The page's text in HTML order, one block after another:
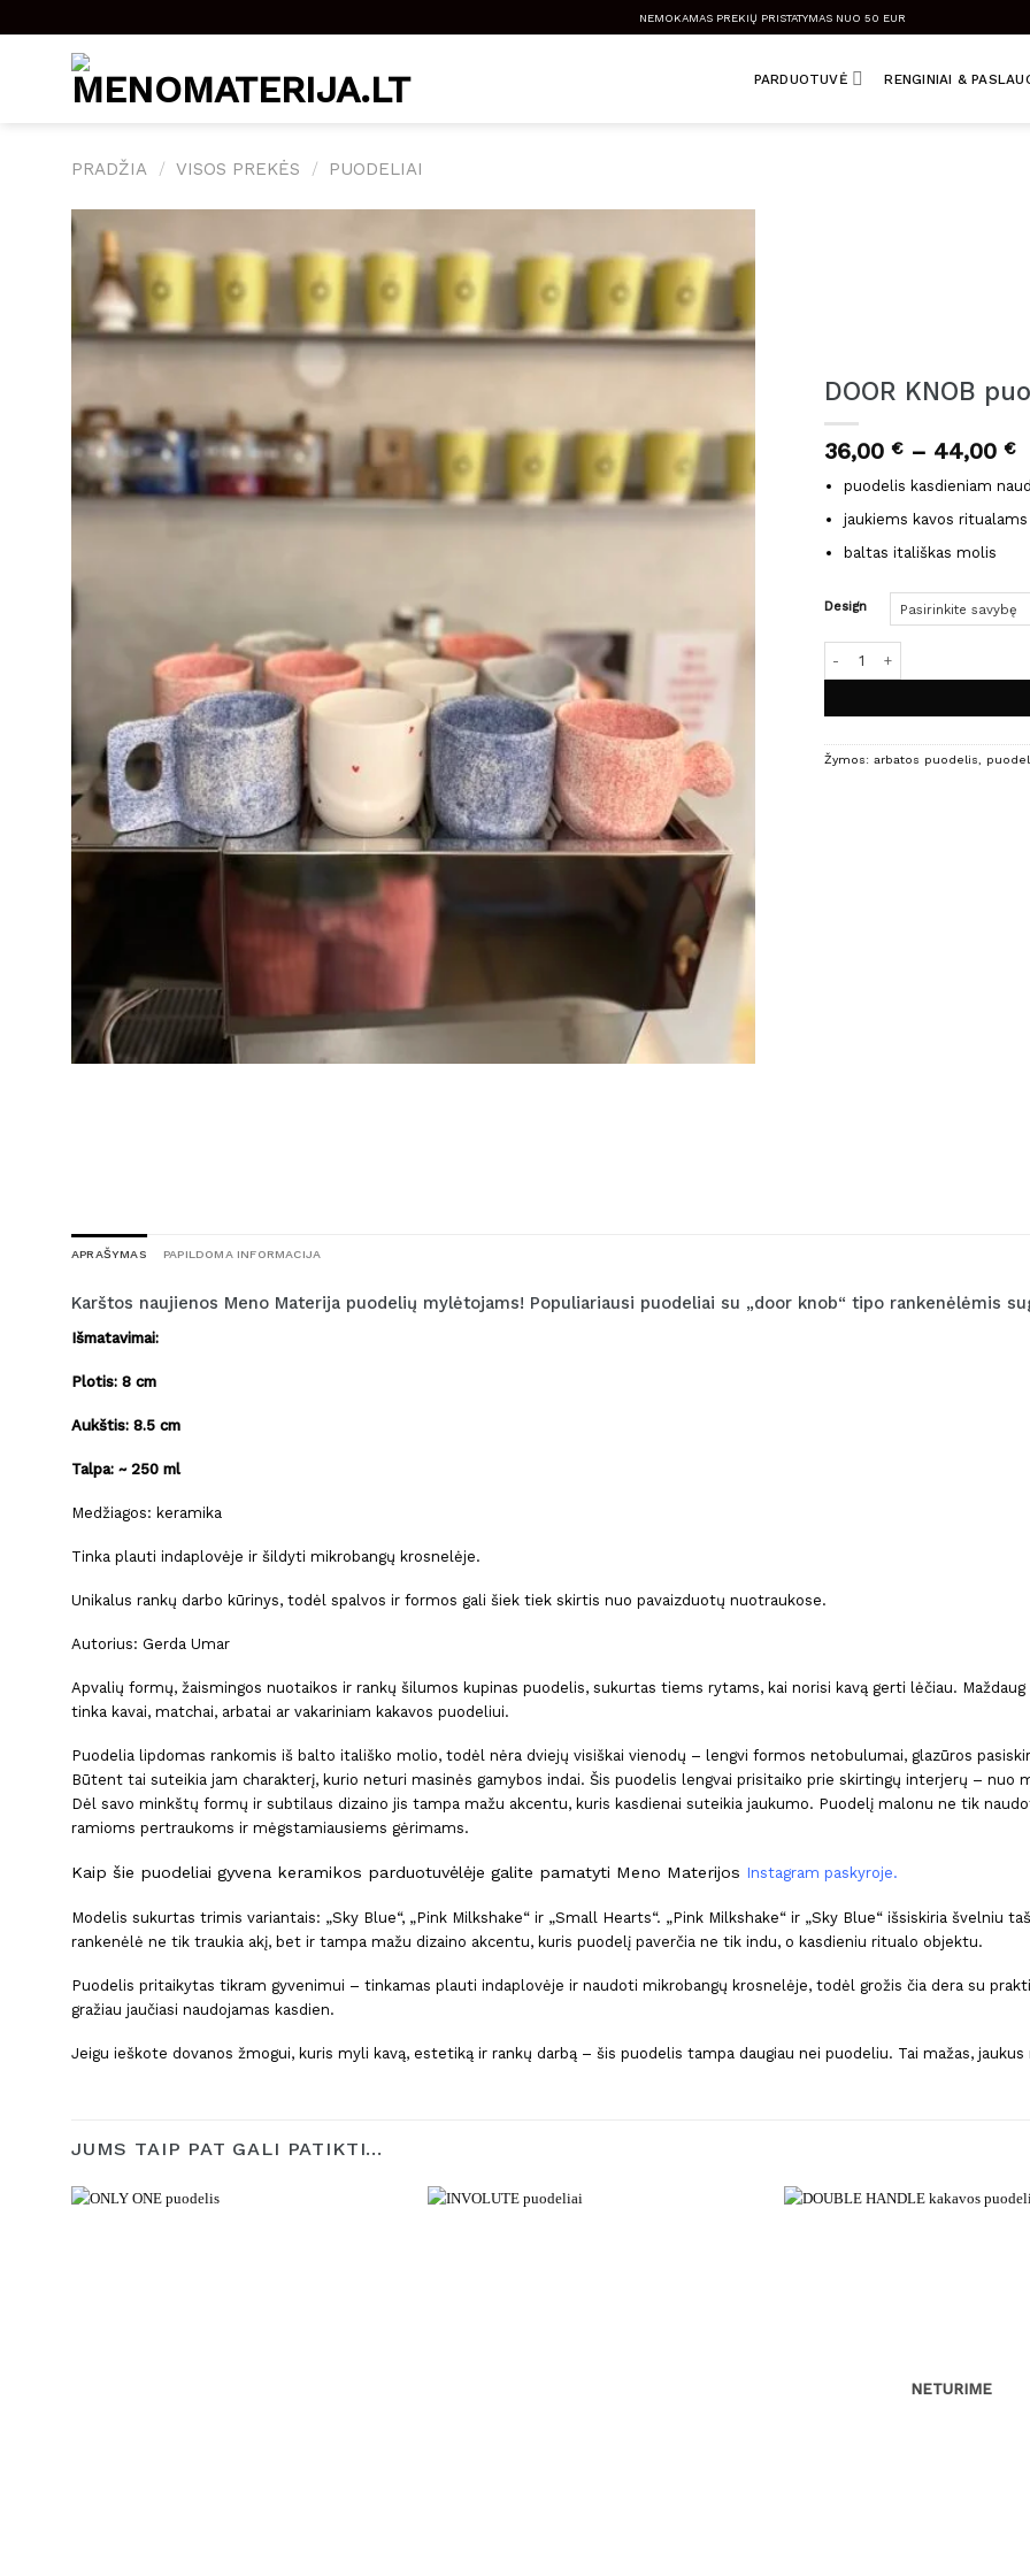
to
NEMOKAMAS PREKIŲ PRISTATYMAS NUO 50 EUR
PARDUOTUVĖ RENGINIAI &
PRADŽIA / VISOS PREKĖS / PUODELIAI
DOOR KNOB
36,00 € – 44,00 €
puodelis kasdieniam
jaukiems kavos ritualams
baltas itališkas molis
Design
Žymos: arbatos puodelis
APRAŠYMAS PAPILDOMA INFORMACIJA
Karštos naujienos Meno Materija puodelių mylėtojams! Populiariausi puodeliai su „door knob“ tipo rankenėlėmis
Išmatavimai:
Plotis: 8 cm
Aukštis: 8.5 cm
Talpa: ~ 250 ml
Medžiagos: keramika
Tinka plauti indaplovėje ir šildyti mikrobangų krosnelėje.
Unikalus rankų darbo kūrinys, todėl spalvos ir formos gali šiek tiek skirtis nuo pavaizduotų nuotraukose.
Autorius: Gerda Umar
Apvalių formų, žaismingos nuotaikos ir rankų šilumos kupinas puodelis, sukurtas tiems rytams, kai norisi kavą gerti lėčiau.
tinka kavai, matchai, arbatai ar vakariniam kakavos puodeliui.
Puodelia lipdomas rankomis iš balto itališko molio, todėl nėra dviejų visiškai vienodų – lengvi formos netobulumai, glazūros
Būtent tai suteikia jam charakterį, kurio neturi masinės gamybos indai. Šis puodelis lengvai prisitaiko prie skirtingų interjerų – nuo
Dėl savo minkštų formų ir subtilaus dizaino jis tampa mažu akcentu, kuris kasdienai suteikia jaukumo. Puodelį malonu ne tik
ramioms pertraukoms ir mėgstamiausiems gėrimams.
Kaip šie puodeliai gyvena keramikos parduotuvėlėje galite pamatyti Meno Materijos Instagram paskyroje.
Modelis sukurtas trimis variantais: „Sky Blue“, „Pink Milkshake“ ir „Small Hearts“. „Pink Milkshake“ ir „Sky Blue“ išsiskiria švelniu
rankenėlė ne tik traukia akį, bet ir tampa mažu dizaino akcentu, kuris puodelį paverčia ne tik indu, o kasdieniu ritualo objektu.
Puodelis pritaikytas tikram gyvenimui – tinkamas plauti indaplovėje ir naudoti mikrobangų krosnelėje, todėl grožis čia dera su
gražiau jaučiasi naudojamas kasdien.
Jeigu ieškote dovanos žmogui, kuris myli kavą, estetiką ir rankų darbą – šis puodelis tampa daugiau nei puodeliu. Tai mažas,
JUMS TAIP PAT GALI PATIKTI…
NETURIME